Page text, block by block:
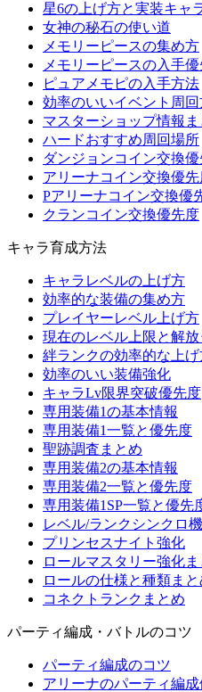
星6の上げ方と実装キャ
女神の秘石の使い道
メモリーピースの集め方
メモリーピースの入手
ピュアメモピの入手方法
効率のいいイベント周
マスターショップ情報ま
ハードおすすめ周回場所
ダンジョンコイン交換
アリーナコイン交換優先
Pアリーナコイン交換優
クランコイン交換優先度
キャラ育成方法
キャラレベルの上げ方
効率的な装備の集め方
プレイヤーレベル上げ方
現在のレベル上限と解
絆ランクの効率的な上げ
効率のいい装備強化
キャラLv限界突破優先度
専用装備1の基本情報
専用装備1一覧と優先度
聖跡調査まとめ
専用装備2の基本情報
専用装備2一覧と優先度
専用装備1SP一覧と優先
レベル/ランクシンクロ
プリンセスナイト強化
ロールマスタリー強化ま
ロールの仕様と種類まと
コネクトランクまとめ
パーティ編成・バトルのコツ
パーティ編成のコツ
アリーナのパーティ編成